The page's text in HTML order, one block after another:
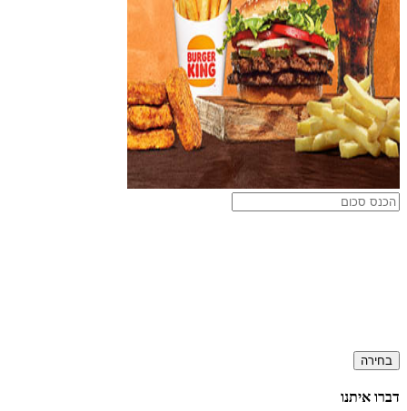
בחירה
דברו איתנו